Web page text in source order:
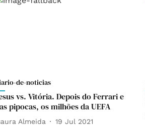
de-noticias
vs. Vitória. Depois do Ferrari e
pipocas, os milhões da UEFA
Almeida 19 Jul 2021